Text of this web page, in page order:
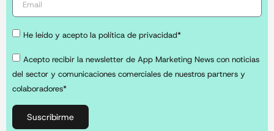
He leído y acepto la política de privacidad*
Acepto recibir la newsletter de App Marketing News con noticias
del sector y comunicaciones comerciales de nuestros partners y
colaboradores*
Suscribirme